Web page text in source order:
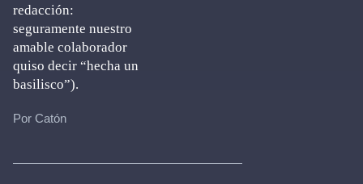
redacción:
seguramente nuestro
amable colaborador
quiso decir “hecha un
basilisco”).
Por Catón